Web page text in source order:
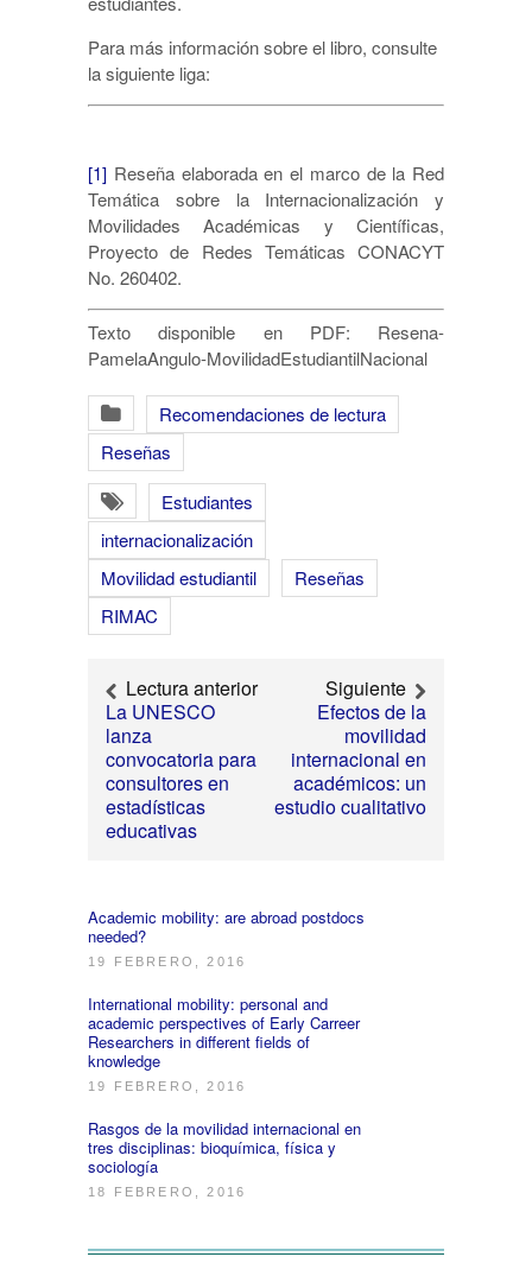
Para más información sobre el libro, consulte
la siguiente liga:
[1] Reseña elaborada en el marco de la Red
Temática sobre la Internacionalización y
Movilidades Académicas y Científicas,
Proyecto de Redes Temáticas CONACYT
No. 260402.
Texto disponible en PDF: Resena-
PamelaAngulo-MovilidadEstudiantilNacional
Recomendaciones de lectura
Reseñas
Estudiantes
internacionalización
Movilidad estudiantil
Reseñas
RIMAC
Lectura anterior
La UNESCO
lanza
convocatoria para
consultores en
estadísticas
educativas
Siguiente
Efectos de la
movilidad
internacional en
académicos: un
estudio cualitativo
Academic mobility: are abroad postdocs
needed?
19 FEBRERO, 2016
International mobility: personal and
academic perspectives of Early Carreer
Researchers in different fields of
knowledge
19 FEBRERO, 2016
Rasgos de la movilidad internacional en
tres disciplinas: bioquímica, física y
sociología
18 FEBRERO, 2016